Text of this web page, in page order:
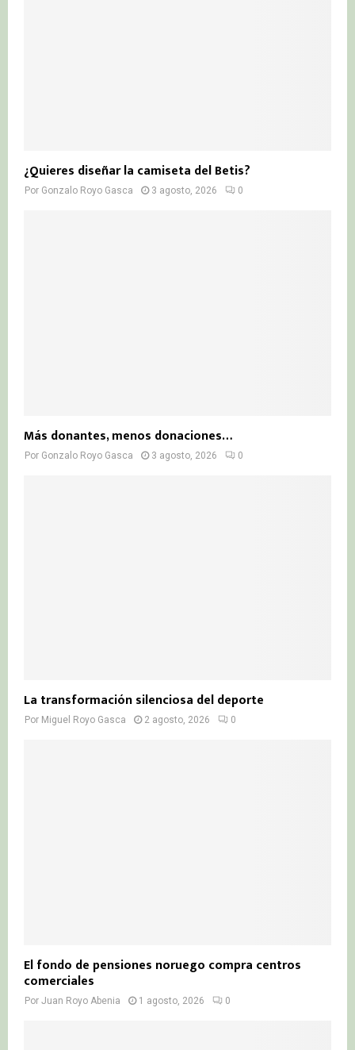
¿Quieres diseñar la camiseta del Betis?
Por Gonzalo Royo Gasca 3 agosto, 2026 0
Más donantes, menos donaciones…
Por Gonzalo Royo Gasca 3 agosto, 2026 0
La transformación silenciosa del deporte
Por Miguel Royo Gasca 2 agosto, 2026 0
El fondo de pensiones noruego compra centros
comerciales
Por Juan Royo Abenia 1 agosto, 2026 0